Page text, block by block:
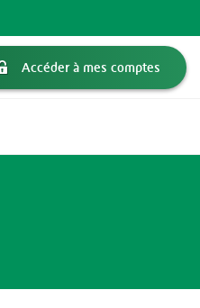
Accéder à mes comptes